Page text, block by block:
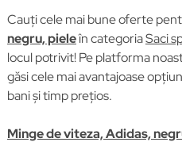
Cauți cele mai bune oferte
negru, pieleîn categoriaSaci
locul potrivit! Pe platforma
găsi cele mai avantajoase
bani și timp prețios.
Minge de viteza, Adidas,